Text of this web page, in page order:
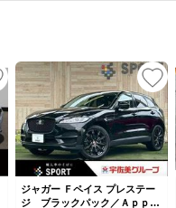
ジャガー Ｆペイス プレステー
ジ ブラックパック／Ａｐｐｌ